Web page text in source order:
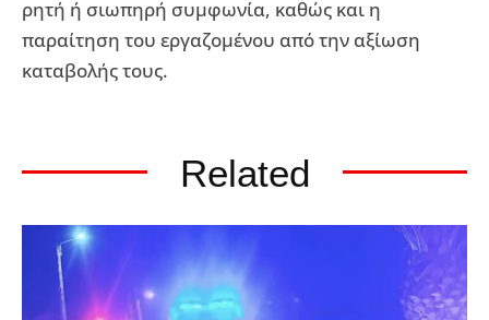
ρητή ή σιωπηρή συμφωνία, καθώς και η
παραίτηση του εργαζομένου από την αξίωση
καταβολής τους.
Related